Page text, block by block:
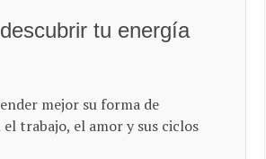
tu energía
mejor su forma de
trabajo, el amor y sus ciclos